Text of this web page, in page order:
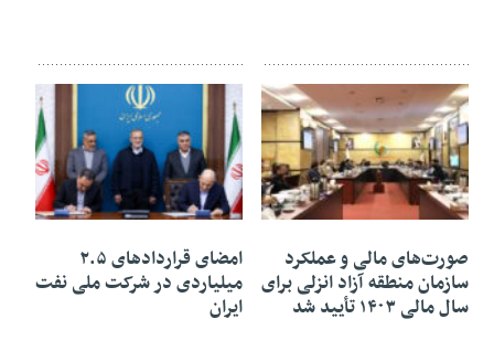
۰۵ بهمن ۱۴۰۴
صورت‌های مالی و عملکرد
سازمان منطقه آزاد انزلی برای
سال مالی ۱۴۰۳ تأیید شد
۰۴ بهمن ۱۴۰۴
امضای قراردادهای ۲.۵
میلیاردی در شرکت ملی نفت
ایران